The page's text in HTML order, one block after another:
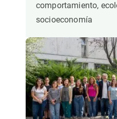
comportamiento,
socioeconomía